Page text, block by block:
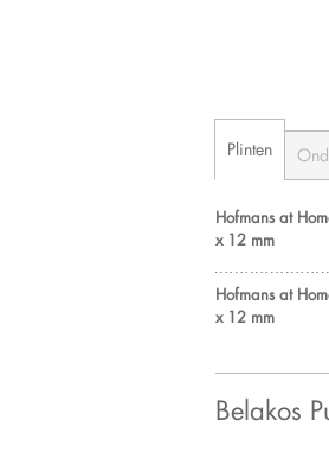
Plinten
Hofmans at
x 12 mm
Hofmans at
x 12 mm
Belakos